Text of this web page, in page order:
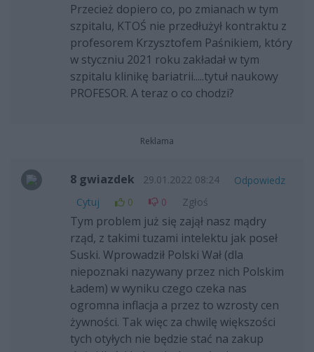
Przecież dopiero co, po zmianach w tym
szpitalu, KTOŚ nie przedłużył kontraktu z
profesorem Krzysztofem Paśnikiem, który
w styczniu 2021 roku zakładał w tym
szpitalu klinikę bariatrii.....tytuł naukowy
PROFESOR. A teraz o co chodzi?
Reklama
8 gwiazdek 29.01.2022 08:24
Odpowiedz
Cytuj
0 0 Zgłoś
Tym problem już się zajął nasz mądry
rząd, z takimi tuzami intelektu jak poseł
Suski. Wprowadził Polski Wał (dla
niepoznaki nazywany przez nich Polskim
Ładem) w wyniku czego czeka nas
ogromna inflacja a przez to wzrosty cen
żywności. Tak więc za chwilę większości
tych otyłych nie będzie stać na zakup